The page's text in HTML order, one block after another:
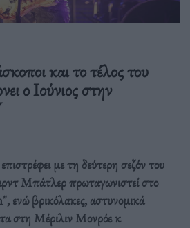
και το τέλος του
ο Ιούνιος στην
με τη δεύτερη σεζόν του
Μπάτλερ πρωταγωνιστεί στο
βρικόλακες, αστυνομικά
στη Μέριλιν Μονρόε κ